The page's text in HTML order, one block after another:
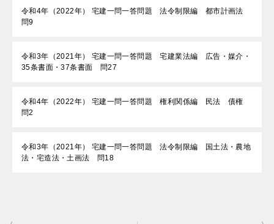
令和4年（2022年） 宅建一問一答問題 法令制限編 都市計画法
問9
令和3年（2021年） 宅建一問一答問題 宅建業法編 広告・媒介・
35条書面・37条書面 問27
令和4年（2022年） 宅建一問一答問題 権利関係編 民法 債権
問2
令和3年（2021年） 宅建一問一答問題 法令制限編 国土法・農地
法・宅造法・土画法 問18